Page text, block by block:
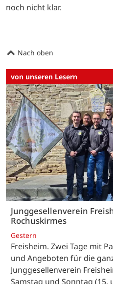
noch nicht klar.
Nach oben
von unseren Lesern
Junggesellenverein
Rochuskirmes
Gestern
Freisheim. Zwei Tage mit
und Angeboten für die
Junggesellenverein
Samstag und Sonntag (15.